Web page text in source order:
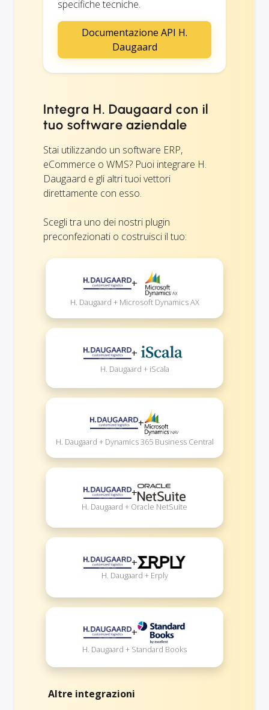
specifiche tecniche.
Documentazione API H.
Daugaard
Integra H. Daugaard con il
tuo software aziendale
Stai utilizzando un software ERP,
eCommerce o WMS? Puoi integrare H.
Daugaard e gli altri tuoi vettori
direttamente con esso.
Scegli tra uno dei nostri plugin
preconfezionati o costruisci il tuo:
+
H. Daugaard + Microsoft Dynamics AX
+
H. Daugaard + iScala
+
H. Daugaard + Dynamics 365 Business Central
+
H. Daugaard + Oracle NetSuite
+
H. Daugaard + Erply
+
H. Daugaard + Standard Books
Altre integrazioni